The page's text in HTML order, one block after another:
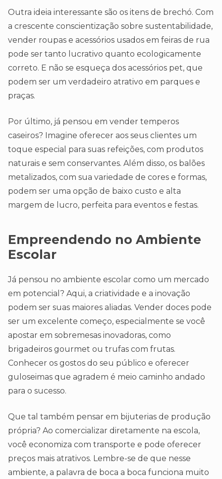
Outra ideia interessante são os itens de brechó. Com
a crescente conscientização sobre sustentabilidade,
vender roupas e acessórios usados em feiras de rua
pode ser tanto lucrativo quanto ecologicamente
correto. E não se esqueça dos acessórios pet, que
podem ser um verdadeiro atrativo em parques e
praças.
Por último, já pensou em vender temperos
caseiros? Imagine oferecer aos seus clientes um
toque especial para suas refeições, com produtos
naturais e sem conservantes. Além disso, os balões
metalizados, com sua variedade de cores e formas,
podem ser uma opção de baixo custo e alta
margem de lucro, perfeita para eventos e festas.
Empreendendo no Ambiente
Escolar
Já pensou no ambiente escolar como um mercado
em potencial? Aqui, a criatividade e a inovação
podem ser suas maiores aliadas. Vender doces pode
ser um excelente começo, especialmente se você
apostar em sobremesas inovadoras, como
brigadeiros gourmet ou trufas com frutas.
Conhecer os gostos do seu público e oferecer
guloseimas que agradem é meio caminho andado
para o sucesso.
Que tal também pensar em bijuterias de produção
própria? Ao comercializar diretamente na escola,
você economiza com transporte e pode oferecer
preços mais atrativos. Lembre-se de que nesse
ambiente, a palavra de boca a boca funciona muito